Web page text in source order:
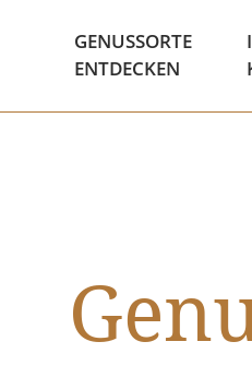
GENUSSORTE
ENTDECKEN